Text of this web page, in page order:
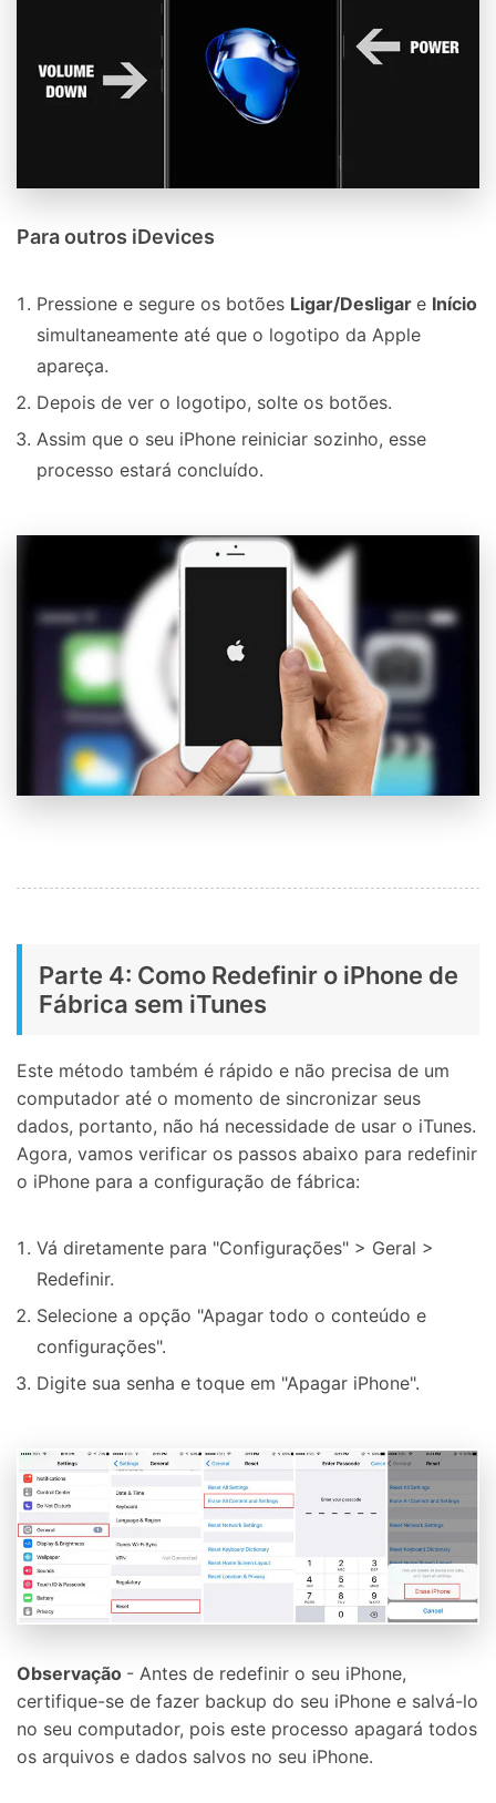
Para outros iDevices
Pressione e segure os botões Ligar/Desligar e Início
simultaneamente até que o logotipo da Apple
apareça.
Depois de ver o logotipo, solte os botões.
Assim que o seu iPhone reiniciar sozinho, esse
processo estará concluído.
Parte 4: Como Redefinir o iPhone de
Fábrica sem iTunes
Este método também é rápido e não precisa de um
computador até o momento de sincronizar seus
dados, portanto, não há necessidade de usar o iTunes.
Agora, vamos verificar os passos abaixo para redefinir
o iPhone para a configuração de fábrica:
Vá diretamente para "Configurações" > Geral >
Redefinir.
Selecione a opção "Apagar todo o conteúdo e
configurações".
Digite sua senha e toque em "Apagar iPhone".
Observação - Antes de redefinir o seu iPhone,
certifique-se de fazer backup do seu iPhone e salvá-lo
no seu computador, pois este processo apagará todos
os arquivos e dados salvos no seu iPhone.